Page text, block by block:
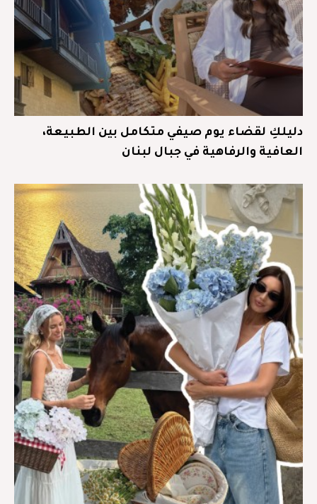
دليلكِ لقضاء يوم صيفي متكامل بين الطبيعة،
العافية والرفاهية في جبال لبنان